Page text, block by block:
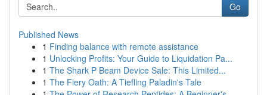
Go
Published News
1 Finding balance with remote assistance
1 Unlocking Profits: Your Guide to Liquidation Pa...
1 The Shark P Beam Device Sale: This Limited...
1 The Fiery Oath: A Tiefling Paladin's Tale